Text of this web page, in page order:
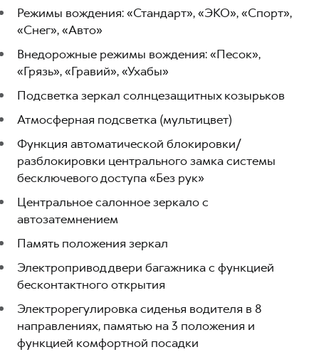
Режимы вождения: «Стандарт», «ЭКО», «Спорт»,
«Снег», «Авто»
Внедорожные режимы вождения: «Песок»,
«Грязь», «Гравий», «Ухабы»
Подсветка зеркал солнцезащитных козырьков
Атмосферная подсветка (мультицвет)
Функция автоматической блокировки/
разблокировки центрального замка системы
бесключевого доступа «Без рук»
Центральное салонное зеркало с
автозатемнением
Память положения зеркал
Электропривод двери багажника с функцией
бесконтактного открытия
Электрорегулировка сиденья водителя в 8
направлениях, памятью на 3 положения и
функцией комфортной посадки